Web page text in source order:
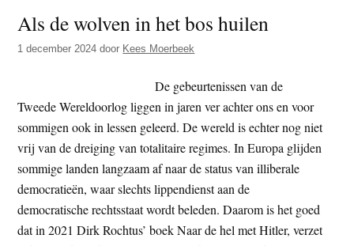
t
e
e
e
Als de wolven in het bos huilen
1 december 2024 door Kees Moerbeek
De gebeurtenissen van de
Tweede Wereldoorlog liggen in jaren ver achter ons en voor
sommigen ook in lessen geleerd. De wereld is echter nog niet
vrij van de dreiging van totalitaire regimes. In Europa glijden
sommige landen langzaam af naar de status van illiberale
democratieën, waar slechts lippendienst aan de
democratische rechtsstaat wordt beleden. Daarom is het goed
dat in 2021 Dirk Rochtus’ boek Naar de hel met Hitler, verzet